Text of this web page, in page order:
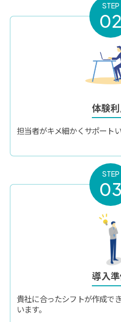
STEP
02
体験
担当者がキメ細かくサポートい
STEP
03
導入
貴社に合ったシフトが作成で
います。